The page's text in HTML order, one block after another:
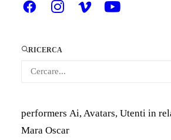
RICERCA
AI LOVE, GHOSTS AND
di Mara Oscar Cassian
performers Ai, Avatars, Utenti in
Mara Oscar